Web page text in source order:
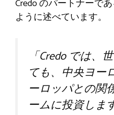
Credo のパートナーで
ように述べています。
「Credo では、
ても、中央ヨー
ーロッパとの関
ームに投資しま